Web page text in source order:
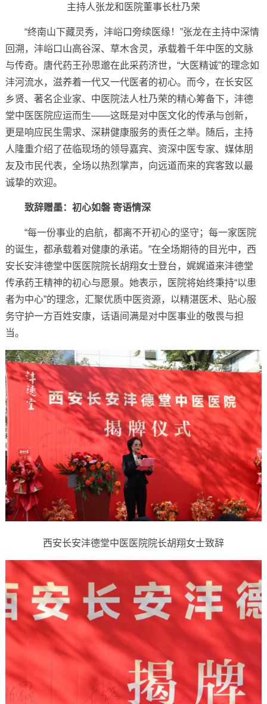
主持人张龙和医院董事长杜乃荣
“终南山下藏灵秀，沣峪口旁续医缘！”张龙在主持中深情
回溯，沣峪口山高谷深、草木含灵，承载着千年中医的文脉
与传奇。唐代药王孙思邈在此采药济世，“大医精诚”的理念如
沣河流水，滋养着一代又一代医者的初心。而今，在长安区
乡贤、著名企业家、中医院法人杜乃荣的精心筹备下，沣德
堂中医医院应运而生——这既是对中医文化的传承与创新，
更是响应民生需求、深耕健康服务的责任之举。随后，主持
人隆重介绍了莅临现场的领导嘉宾、资深中医专家、媒体朋
友及市民代表，全场以热烈掌声，向远道而来的宾客致以最
诚挚的欢迎。
致辞赠墨：初心如磐 寄语情深
“每一份事业的启航，都离不开初心的坚守；每一家医院
的诞生，都承载着对健康的承诺。”在全场期待的目光中，西
安长安沣德堂中医医院院长胡翔女士登台，娓娓道来沣德堂
传承药王精神的初心与愿景。她表示，医院将始终秉持“以患
者为中心”的理念，汇聚优质中医资源，以精湛医术、贴心服
务守护一方百姓安康，话语间满是对中医事业的敬畏与担
当。
西安长安沣德堂中医医院院长胡翔女士致辞